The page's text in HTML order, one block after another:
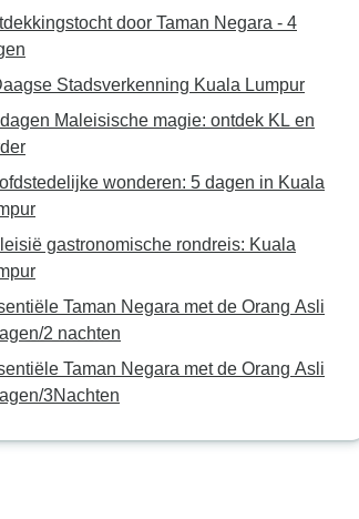
door Taman Negara - 4
Stadsverkenning Kuala Lumpur
Maleisische magie: ontdek KL en
wonderen: 5 dagen in Kuala
gastronomische rondreis: Kuala
Taman Negara met de Orang Asli
2 nachten
Taman Negara met de Orang Asli
3Nachten